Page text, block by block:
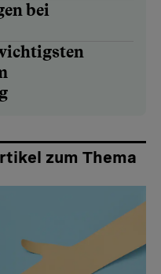
bei
zum Thema